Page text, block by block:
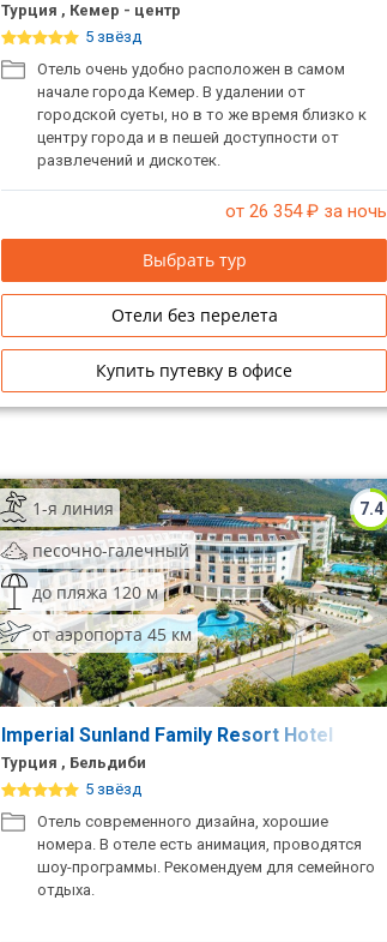
Турция , Кемер - центр
5 звёзд
Отель очень удобно расположен в самом
начале города Кемер. В удалении от
городской суеты, но в то же время близко к
центру города и в пешей доступности от
развлечений и дискотек.
от 26 354₽ за ночь
Выбрать тур
Отели без перелета
Купить путевку в офисе
7.4
1-я линия
песочно-галечный
до пляжа 120 м
от аэропорта 45 км
Imperial Sunland Family Resort Hotel
Турция , Бельдиби
5 звёзд
Отель современного дизайна, хорошие
номера. В отеле есть анимация, проводятся
шоу-программы. Рекомендуем для семейного
отдыха.